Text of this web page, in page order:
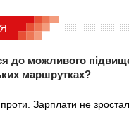
до можливого
маршрутках?
Зарплати не